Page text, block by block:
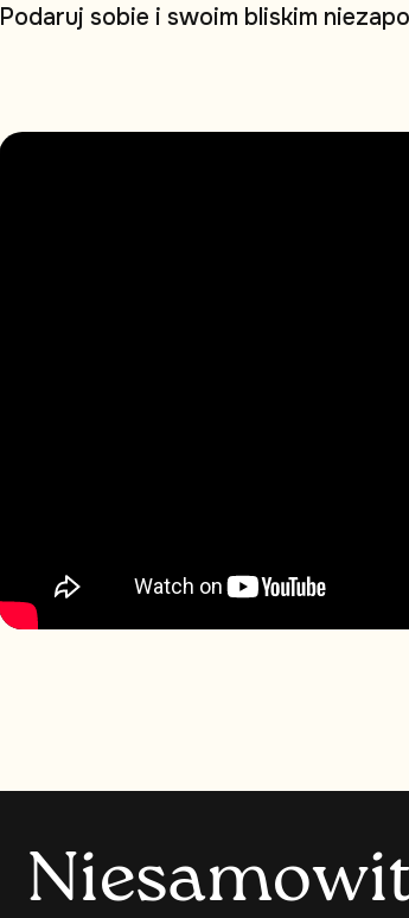
Podaruj sobie i swoim bliskim niezapo
Niesamowi